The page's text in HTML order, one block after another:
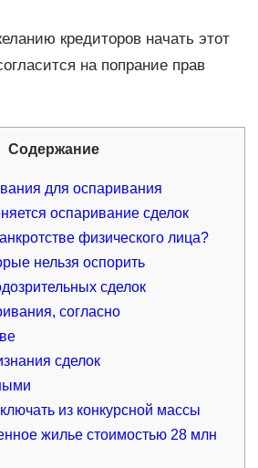
кредиторов начать этот
на попрание прав
Содержание
для оспаривания
оспаривание сделок
физического лица?
нельзя оспорить
сделок
согласно
сделок
из конкурсной массы
жилье стоимостью 28 млн